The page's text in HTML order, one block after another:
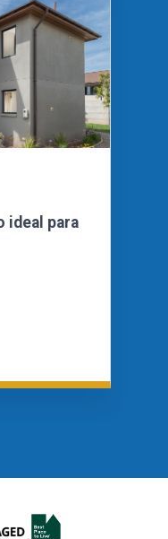
ideal para